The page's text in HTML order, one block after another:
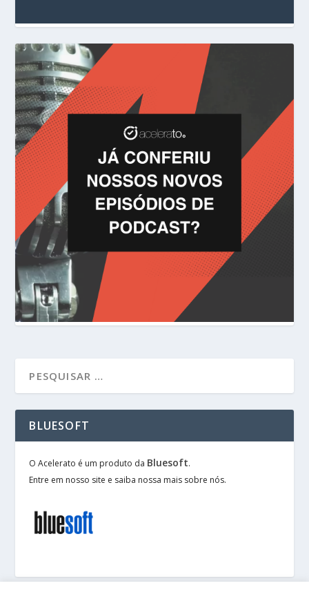
BLUESOFT
O Acelerato é um produto da Bluesoft.
Entre em nosso site e saiba nossa mais sobre nós.